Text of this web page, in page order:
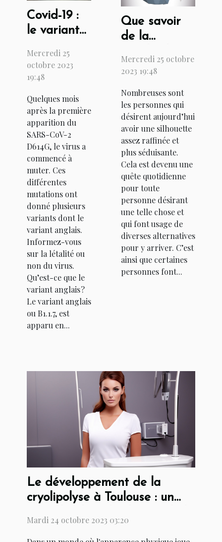
Covid-19 :
le variant
il létal ?
Mercredi 25
octobre 2023
19:48
Quelques mois
après la première
apparition du
SARS-CoV-2
D614G, le virus a
commencé à
muter. Ces
différentes
mutations ont
donné plusieurs
variants dont le
variant anglais.
Informez-vous
sur la létalité ou
non du virus.
Qu’est-ce que le
variant anglais ?
Le variant anglais
ou B1.1.7, est
apparu en...
Que savoir
de la
Mercredi 25 octobre
2023 19:48
Nombreuses sont
les personnes qui
désirent aujourd’hui
avoir une silhouette
assez raffinée et
plus séduisante.
Cela est devenu une
quête quotidienne
pour toute
personne désirant
une telle chose et
qui font usage de
diverses alternatives
pour y arriver. C’est
ainsi que certaines
personnes font...
Le développement de la
cryolipolyse à Toulouse : un
beauté
Mardi 24 octobre 2023 03:20